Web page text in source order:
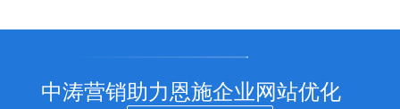
中涛营销助力恩施企业网站优化